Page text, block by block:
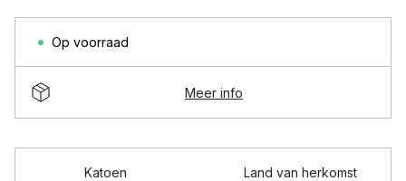
Op voorraad
Meer info
Katoen
Land van herkomst